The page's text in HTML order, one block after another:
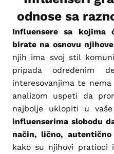
odnose sa
Influensere sa kojima
birate na osnovu
njih ima svoj stil
pripada određenim
interesovanjima te
analizom uspeti da
najbolje uklopiti u
influenserima slobodu
način, lično,
kako su njihovi pratioci